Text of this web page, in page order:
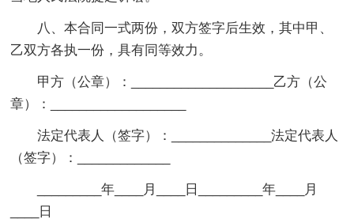
八、本合同一式两份，双方签字后生效，其中甲、
乙双方各执一份，具有同等效力。
甲方（公章）：____________________乙方（公
章）：___________________
法定代表人（签字）：______________法定代表人
（签字）：_____________
_________年____月____日_________年____月
____日